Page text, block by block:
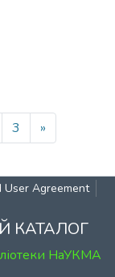
3 »
User Agreement
КАТАЛОГ
НаУКМА